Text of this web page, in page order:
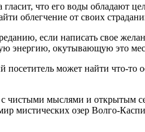
что его воды обладают
облегчение от своих
если написать свое
энергию, окутывающую это
посетитель может найти что-
чистыми мыслями и открытым
мистических озер Волго-